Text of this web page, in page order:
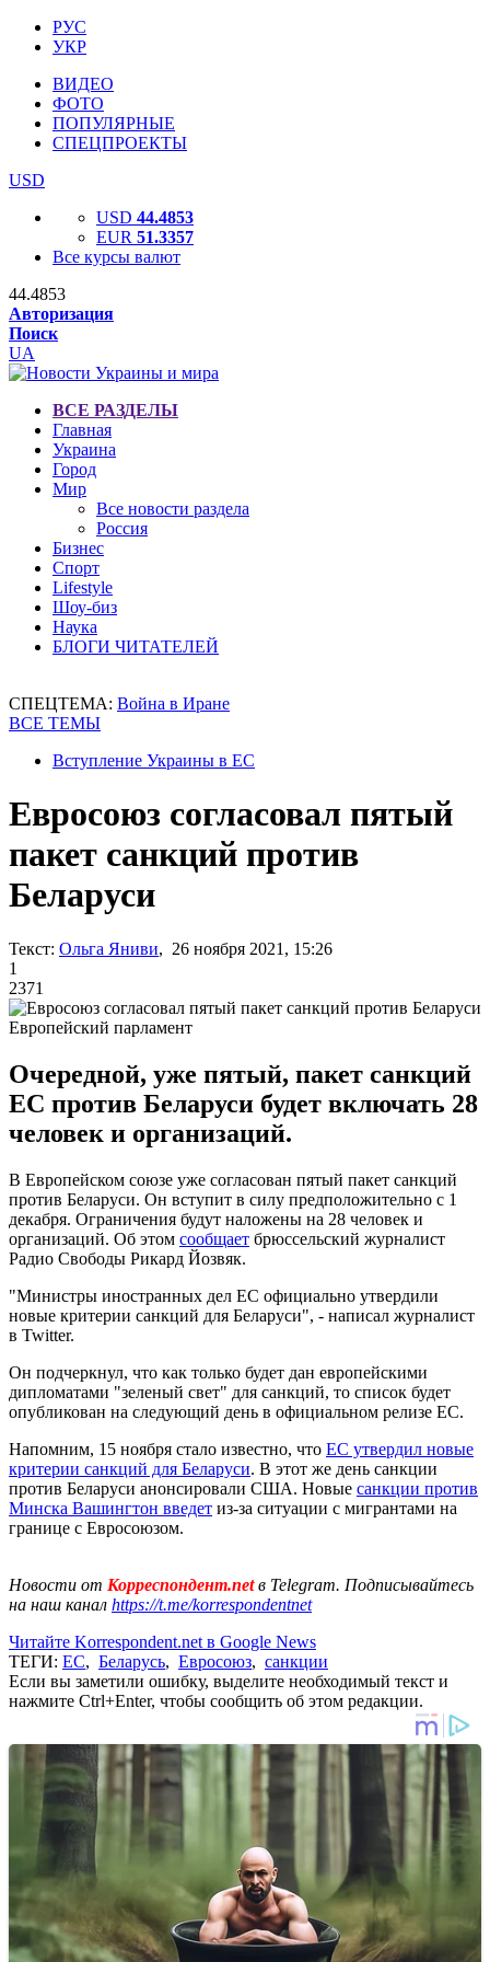
РУС
УКР
ВИДЕО
ФОТО
ПОПУЛЯРНЫЕ
СПЕЦПРОЕКТЫ
USD
USD 44.4853
EUR 51.3357
Все курсы валют
44.4853
Авторизация
Поиск
UA
ВСЕ РАЗДЕЛЫ
Главная
Украина
Город
Мир
Все новости раздела
Россия
Бизнес
Спорт
Lifestyle
Шоу-биз
Наука
БЛОГИ ЧИТАТЕЛЕЙ
СПЕЦТЕМА: Война в Иране
ВСЕ ТЕМЫ
Вступление Украины в ЕС
Евросоюз согласовал пятый
пакет санкций против
Беларуси
Текст: Ольга Яниви, 26 ноября 2021, 15:26
1
2371
Европейский парламент
Очередной, уже пятый, пакет санкций
ЕС против Беларуси будет включать 28
человек и организаций.
В Европейском союзе уже согласован пятый пакет санкций
против Беларуси. Он вступит в силу предположительно с 1
декабря. Ограничения будут наложены на 28 человек и
организаций. Об этом сообщает брюссельский журналист
Радио Свободы Рикард Йозвяк.
"Министры иностранных дел ЕС официально утвердили
новые критерии санкций для Беларуси", - написал журналист
в Twitter.
Он подчеркнул, что как только будет дан европейскими
дипломатами "зеленый свет" для санкций, то список будет
опубликован на следующий день в официальном релизе ЕС.
Напомним, 15 ноября стало известно, что ЕС утвердил новые
критерии санкций для Беларуси. В этот же день санкции
против Беларуси анонсировали США. Новые санкции против
Минска Вашингтон введет из-за ситуации с мигрантами на
границе с Евросоюзом.
Новости от Корреспондент.netв Telegram. Подписывайтесь
на наш канал https://t.me/korrespondentnet
Читайте Korrespondent.net в Google News
ТЕГИ: ЕС, Беларусь, Евросоюз, санкции
Если вы заметили ошибку, выделите необходимый текст и
нажмите Ctrl+Enter, чтобы сообщить об этом редакции.